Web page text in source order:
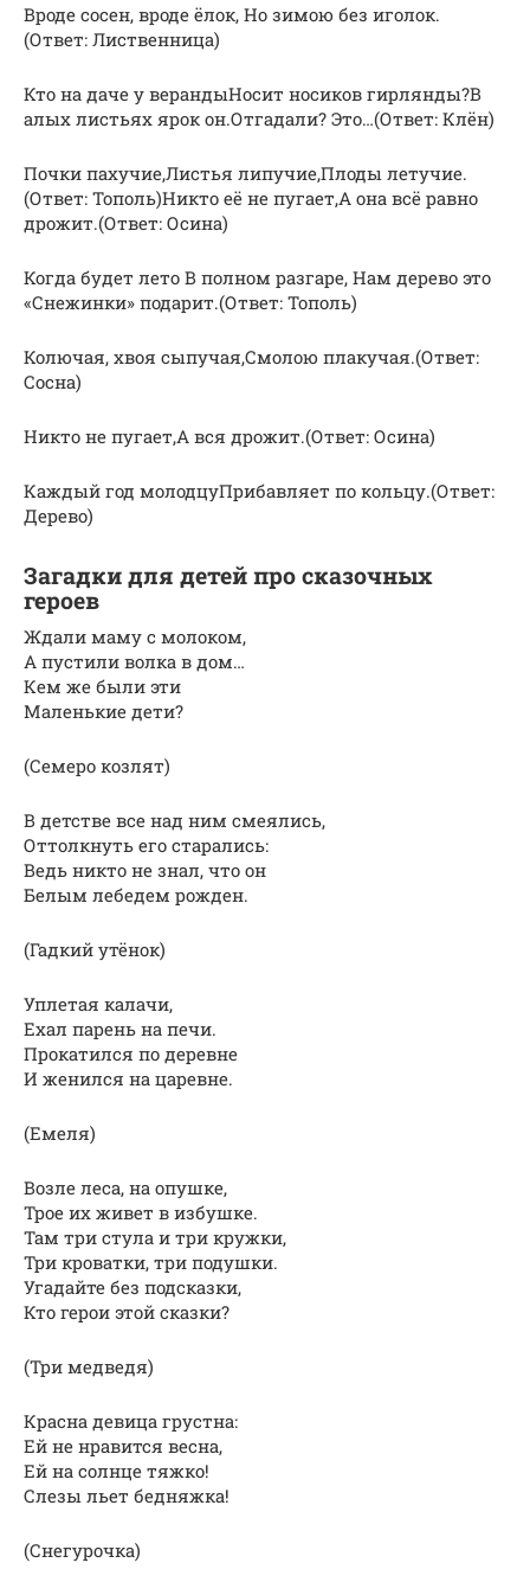
Вроде сосен, вроде ёлок, Но зимою без иголок.
(Ответ: Лиственница)
Кто на даче у верандыНосит носиков гирлянды?В
алых листьях ярок он.Отгадали? Это…(Ответ: Клён)
Почки пахучие,Листья липучие,Плоды летучие.
(Ответ: Тополь)Никто её не пугает,А она всё равно
дрожит.(Ответ: Осина)
Когда будет лето В полном разгаре, Нам дерево это
«Снежинки» подарит.(Ответ: Тополь)
Колючая, хвоя сыпучая,Смолою плакучая.(Ответ:
Сосна)
Никто не пугает,А вся дрожит.(Ответ: Осина)
Каждый год молодцуПрибавляет по кольцу.(Ответ:
Дерево)
Загадки для детей про сказочных
героев
Ждали маму с молоком,
А пустили волка в дом…
Кем же были эти
Маленькие дети?
(Семеро козлят)
В детстве все над ним смеялись,
Оттолкнуть его старались:
Ведь никто не знал, что он
Белым лебедем рожден.
(Гадкий утёнок)
Уплетая калачи,
Ехал парень на печи.
Прокатился по деревне
И женился на царевне.
(Емеля)
Возле леса, на опушке,
Трое их живет в избушке.
Там три стула и три кружки,
Три кроватки, три подушки.
Угадайте без подсказки,
Кто герои этой сказки?
(Три медведя)
Красна девица грустна:
Ей не нравится весна,
Ей на солнце тяжко!
Слезы льет бедняжка!
(Снегурочка)